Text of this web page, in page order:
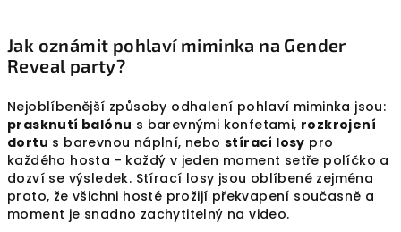
Jak oznámit pohlaví miminka na Gender
Reveal party?
Nejoblíbenější způsoby odhalení pohlaví miminka jsou:
prasknutí balónu s barevnými konfetami, rozkrojení
dortu s barevnou náplní, nebo stírací losy pro
každého hosta - každý v jeden moment setře políčko a
dozví se výsledek. Stírací losy jsou oblíbené zejména
proto, že všichni hosté prožijí překvapení současně a
moment je snadno zachytitelný na video.